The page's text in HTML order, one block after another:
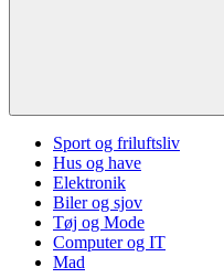
Sport og friluftsliv
Hus og have
Elektronik
Biler og sjov
Tøj og Mode
Computer og IT
Mad